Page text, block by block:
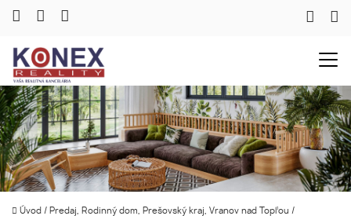
Úvod / Predaj, Rodinný dom, Prešovský kraj, Vranov nad Topľou /